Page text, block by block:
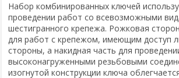
Набор комбинированных ключей
проведении работ со всевозможными
шестигранного крепежа. Рожковая
для работ с крепежом, имеющим доступ
стороны, а накидная часть для
высоконагруженными резьбовыми
изогнутой конструкции ключа